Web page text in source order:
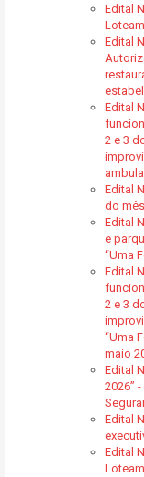
Edital
Edital
Edital
2 e 3
Edital
do
Edital
e
“Uma
Edital
2 e 3
“Uma
maio
Edital
2026”
Edital
Edital